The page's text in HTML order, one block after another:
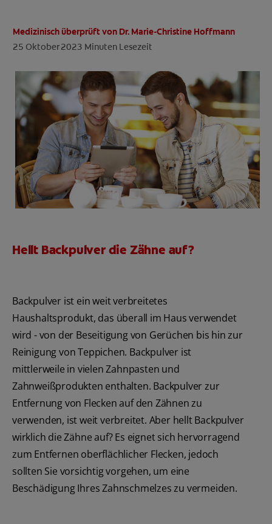
CH (DE)
Medizinisch überprüft von Dr. Marie-Christine Hoffmann
25 Oktober 2023 Minuten Lesezeit
Hellt Backpulver die Zähne auf?
Backpulver ist ein weit verbreitetes
Haushaltsprodukt, das überall im Haus verwendet
wird - von der Beseitigung von Gerüchen bis hin zur
Reinigung von Teppichen. Backpulver ist
mittlerweile in vielen Zahnpasten und
Zahnweißprodukten enthalten. Backpulver zur
Entfernung von Flecken auf den Zähnen zu
verwenden, ist weit verbreitet. Aber hellt Backpulver
wirklich die Zähne auf? Es eignet sich hervorragend
zum Entfernen oberflächlicher Flecken, jedoch
sollten Sie vorsichtig vorgehen, um eine
Beschädigung Ihres Zahnschmelzes zu vermeiden.